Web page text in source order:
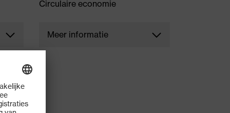
Circulaire economie
Meer informatie